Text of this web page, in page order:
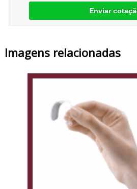
Enviar
Imagens relacionadas